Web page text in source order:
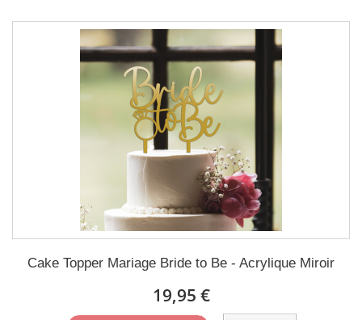
Cake Topper Mariage Bride to Be - Acrylique Miroir
19,95 €